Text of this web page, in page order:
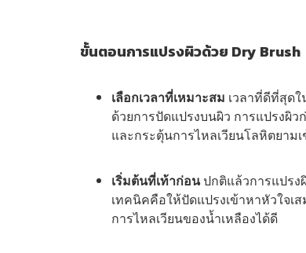
ขั้นตอนการแปรงผิวด้วย Dry Brush
เลือกเวลาที่เหมาะสม เวลาที่ดีที่สุด
ด้วยการปัดแปรงบนผิว การแปรงผิ
และกระตุ้นการไหลเวียนโลหิตยาม
เริ่มต้นที่เท้าก่อนปกติแล้วการแปรง
เทคนิคคือให้ปัดแปรงเข้าหาหัวใจเ
การไหลเวียนของน้ำเหลืองได้ดี